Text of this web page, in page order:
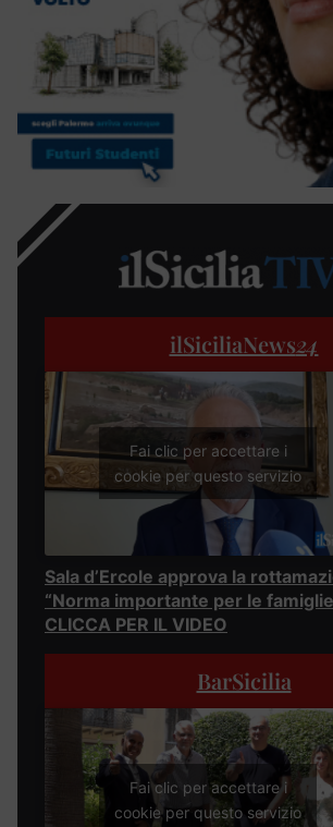
ilSiciliaNews24
Fai clic per accettare i
cookie per questo servizio
Sala d’Ercole approva la
“Norma importante per le
CLICCA PER IL VIDEO
BarSicilia
Fai clic per accettare i
cookie per questo servizio